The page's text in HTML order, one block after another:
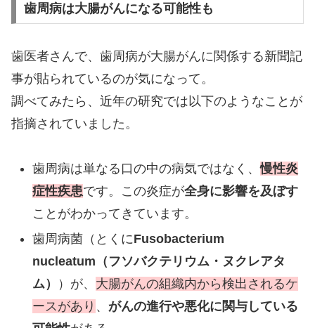
歯周病は大腸がんになる可能性も
歯医者さんで、歯周病が大腸がんに関係する新聞記
事が貼られているのが気になって。
調べてみたら、近年の研究では以下のようなことが
指摘されていました。
歯周病は単なる口の中の病気ではなく、慢性炎
症性疾患です。この炎症が全身に影響を及ぼす
ことがわかってきています。
歯周病菌（とくにFusobacterium
nucleatum（フソバクテリウム・ヌクレアタ
ム）
）が、 大腸がんの組織内から検出されるケ
ースがあり 、 がんの進行や悪化に関与している